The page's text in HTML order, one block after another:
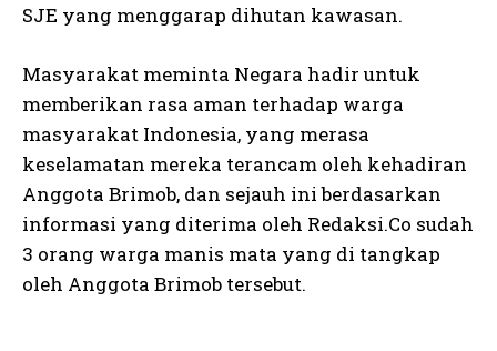
SJE yang menggarap dihutan kawasan.
Masyarakat meminta Negara hadir untuk
memberikan rasa aman terhadap warga
masyarakat Indonesia, yang merasa
keselamatan mereka terancam oleh kehadiran
Anggota Brimob, dan sejauh ini berdasarkan
informasi yang diterima oleh Redaksi.Co sudah
3 orang warga manis mata yang di tangkap
oleh Anggota Brimob tersebut.